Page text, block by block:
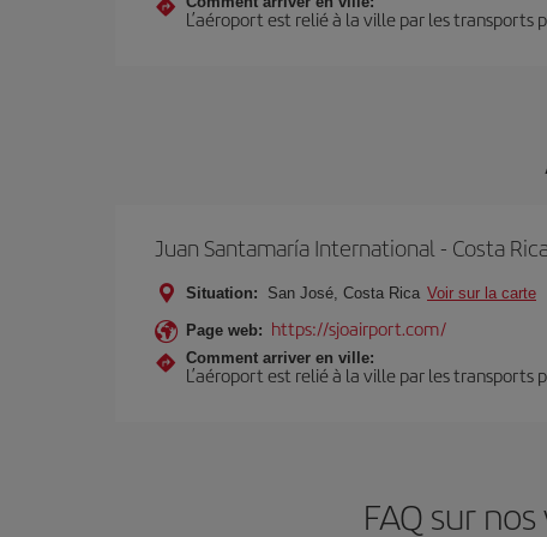
L’aéroport est relié à la ville par les transports
Juan Santamaría International - Costa
Situation: San José, Costa Rica Voir sur la carte
Page web: https://sjoairport.com/
Comment arriver en ville:
L’aéroport est relié à la ville par les transports
FAQ sur